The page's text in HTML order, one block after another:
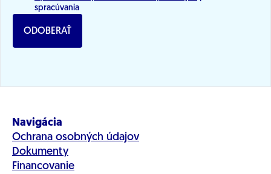
spracúvania
ODOBERAŤ
Navigácia
Ochrana osobných údajov
Dokumenty
Financovanie